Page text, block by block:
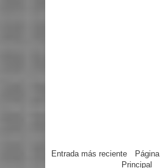
Entrada más reciente
Página
Principal